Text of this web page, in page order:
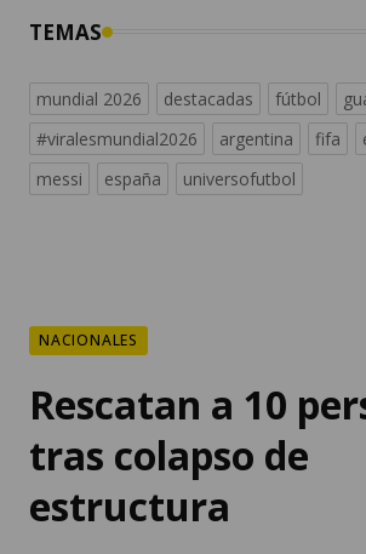
TEMAS
mundial 2026 destacadas fútbol
#viralesmundial2026
argentina fifa
messi
españa universofutbol
NACIONALES
Rescatan a 10
tras colapso de
estructura